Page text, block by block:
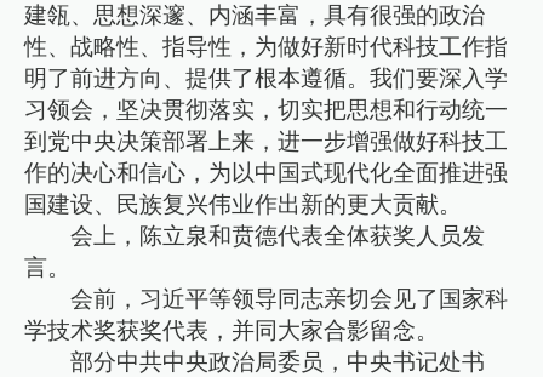
建瓴、思想深邃、内涵丰富，具有很强的政治
性、战略性、指导性，为做好新时代科技工作指
明了前进方向、提供了根本遵循。我们要深入学
习领会，坚决贯彻落实，切实把思想和行动统一
到党中央决策部署上来，进一步增强做好科技工
作的决心和信心，为以中国式现代化全面推进强
国建设、民族复兴伟业作出新的更大贡献。
会上，陈立泉和贲德代表全体获奖人员发
言。
会前，习近平等领导同志亲切会见了国家科
学技术奖获奖代表，并同大家合影留念。
部分中共中央政治局委员，中央书记处书